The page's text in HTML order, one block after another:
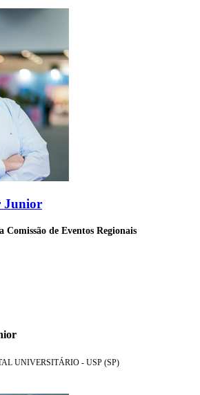
Junior
Comissão de Eventos Regionais
UNIVERSITÁRIO - USP (SP)